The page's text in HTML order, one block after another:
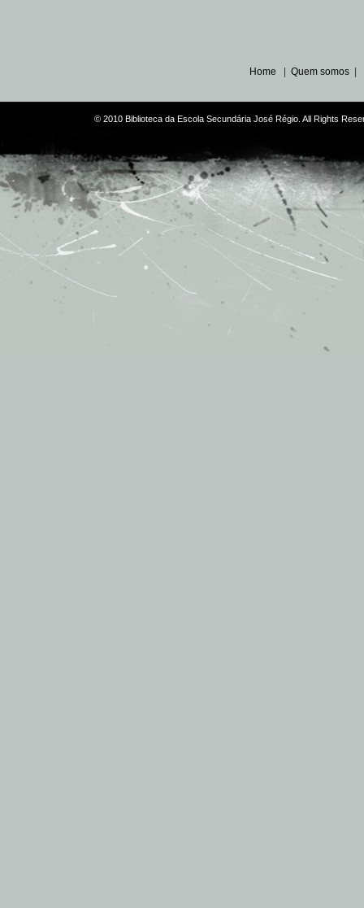
Home Quem somos
© 2010 Biblioteca da Escola Secundária José Régio. All Rights